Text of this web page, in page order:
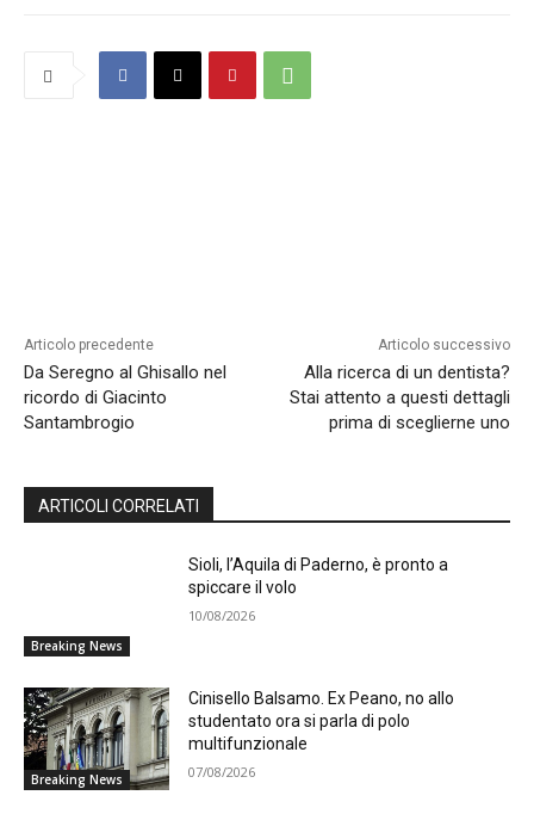
Articolo precedente
Da Seregno al Ghisallo nel
ricordo di Giacinto
Santambrogio
Articolo successivo
Alla ricerca di un dentista?
Stai attento a questi dettagli
prima di sceglierne uno
ARTICOLI CORRELATI
Breaking News
Sioli, l’Aquila di Paderno, è pronto a
spiccare il volo
10/08/2026
Breaking News
Cinisello Balsamo. Ex Peano, no allo
studentato ora si parla di polo
multifunzionale
07/08/2026